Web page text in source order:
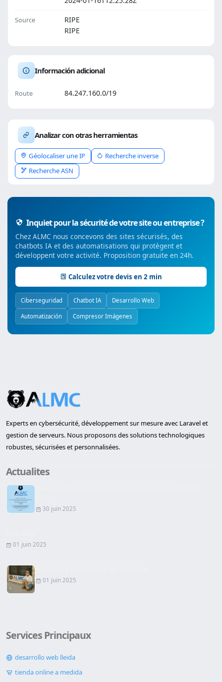
Source
RIPE
RIPE
Información adicional
Route 84.247.160.0/19
Analizar con otras herramientas
Géolocaliser une IP
Recherche inverse
Recherche ASN
Inquiet pour la sécurité de votre site ou entreprise ?
Chez ALMC nous concevons des sites sécurisés, des
chatbots IA et des automatisations qui protègent et
développent votre activité. Proposition gratuite en 24h.
Calculez votre devis en 2 min
Ciberseguridad Chatbot IA Desarrollo Web
Automatización Compresor Imágenes
Experts en cybersécurité, développement sur mesure avec Laravel et
gestion de serveurs. Nous proposons des solutions technologiques
robustes, sécurisées et personnalisées.
Actualites
30 juin 2025
01 juin 2025
01 juin 2025
Services Principaux
desarrollo web lleida
tienda online a medida